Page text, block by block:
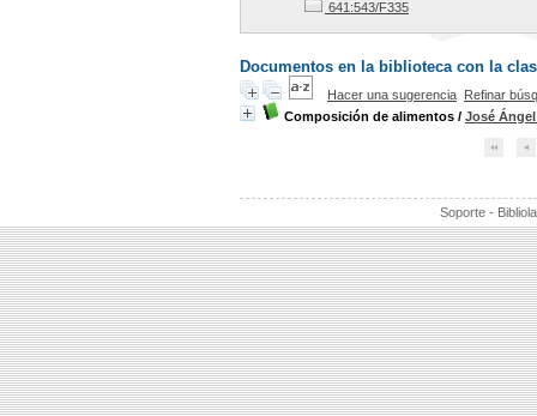
641:543/F335
Documentos en la biblioteca con la
Hacer una sugerencia Refinar
Composición de alimentos / José
Soporte -